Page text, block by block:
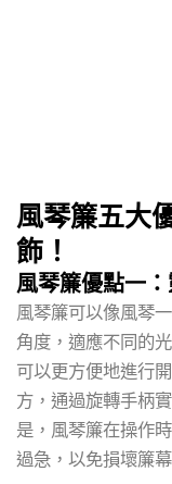
風琴簾五大
飾！
風琴簾優點一
風琴簾可以像風琴
角度，適應不同的
可以更方便地進行
方，通過旋轉手柄
是，風琴簾在操作
過急，以免損壞簾